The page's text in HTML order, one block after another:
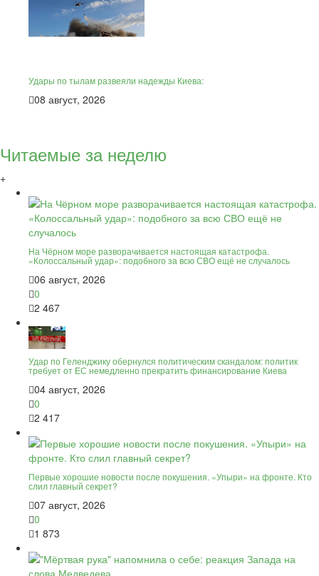
Удары по тылам развеяли надежды Киева:
08 август, 2026
Читаемые за неделю
+
На Чёрном море разворачивается настоящая катастрофа.
«Колоссальный удар»: подобного за всю СВО ещё не случалось
06 август, 2026
0
2 467
Удар по Геленджику обернулся политическим скандалом: политик
требует от ЕС немедленно прекратить финансирование Киева
04 август, 2026
0
2 417
Первые хорошие новости после покушения. «Упыри» на фронте. Кто
слил главный секрет?
07 август, 2026
0
1 873